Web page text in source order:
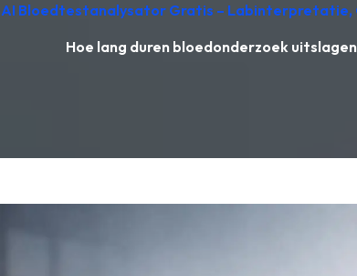
AI Bloedtestanalysator Gratis – Labinterpretatie,
Hoe lang duren bloedonderzoek